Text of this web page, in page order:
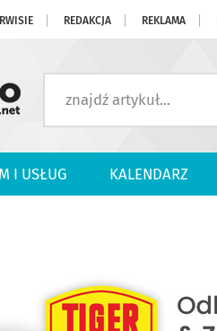
REDAKCJA REKLAMA
I USŁUG KALENDARZ